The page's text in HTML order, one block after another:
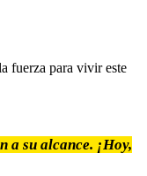
fuerza para vivir este
a su alcance. ¡Hoy,